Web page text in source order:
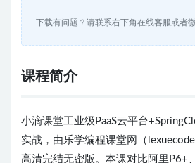
下载有问题？请联系右下角在线客服或者
课程简介
小滴课堂工业级PaaS云平台
实战，由乐学编程课堂网（
高清完结无密版。本课对比阿里P6+